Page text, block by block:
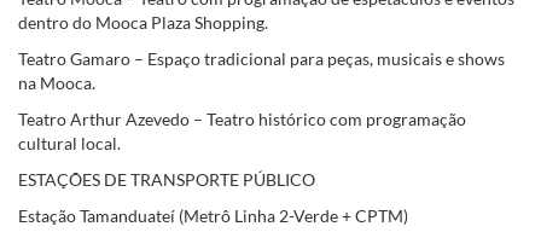
dentro do Mooca Plaza Shopping.
Teatro Gamaro – Espaço tradicional para peças, musicais e shows
na Mooca.
Teatro Arthur Azevedo – Teatro histórico com programação
cultural local.
ESTAÇÕES DE TRANSPORTE PÚBLICO
Estação Tamanduateí (Metrô Linha 2-Verde + CPTM)